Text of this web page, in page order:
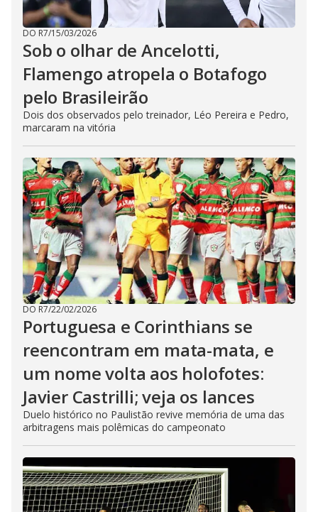
DO R7/15/03/2026
Sob o olhar de Ancelotti,
Flamengo atropela o Botafogo
pelo Brasileirão
Dois dos observados pelo treinador, Léo Pereira e Pedro,
marcaram na vitória
DO R7/22/02/2026
Portuguesa e Corinthians se
reencontram em mata-mata, e
um nome volta aos holofotes:
Javier Castrilli; veja os lances
Duelo histórico no Paulistão revive memória de uma das
arbitragens mais polêmicas do campeonato